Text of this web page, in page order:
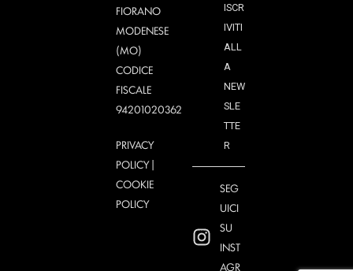
FIORANO
MODENESE
(MO)
CODICE
FISCALE
94201020362
PRIVACY
POLICY|
COOKIE
POLICY
ISCR
IVITI
ALL
A
NEW
SLE
TTE
R
SEG
UICI
SU
INST
AGR